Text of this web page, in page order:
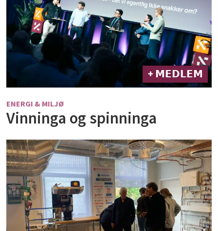
+ 𝗠𝗘𝗗𝗟𝗘𝗠
ENERGI & MILJØ
Vinninga og spinninga